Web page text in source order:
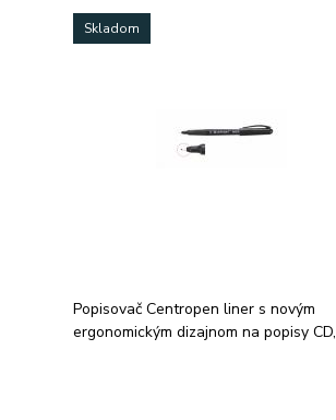
Skladom
Popisovač Centropen liner s novým
ergonomickým dizajnom na popisy CD,